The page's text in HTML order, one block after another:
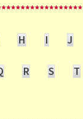
H I
J
R S
T